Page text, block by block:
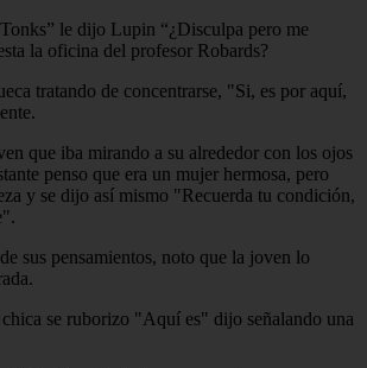
le dijo Lupin “¿Disculpa pero me
la oficina del profesor Robards?
tratando de concentrarse, "Si, es por aquí,
que iba mirando a su alrededor con los ojos
penso que era un mujer hermosa, pero
y se dijo así mismo "Recuerda tu condición,
sus pensamientos, noto que la joven lo
se ruborizo "Aquí es" dijo señalando una